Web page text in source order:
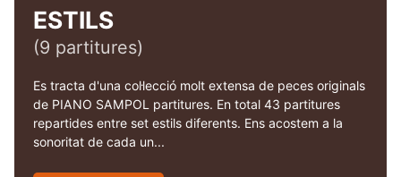
ESTILS
(9 partitures)
Es tracta d'una col·lecció molt extensa de peces originals
de PIANO SAMPOL partitures. En total 43 partitures
repartides entre set estils diferents. Ens acostem a la
sonoritat de cada un...